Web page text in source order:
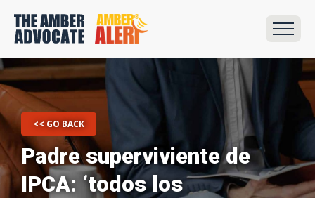
Padre superviviente de
IPCA: ‘todos los
<< GO BACK